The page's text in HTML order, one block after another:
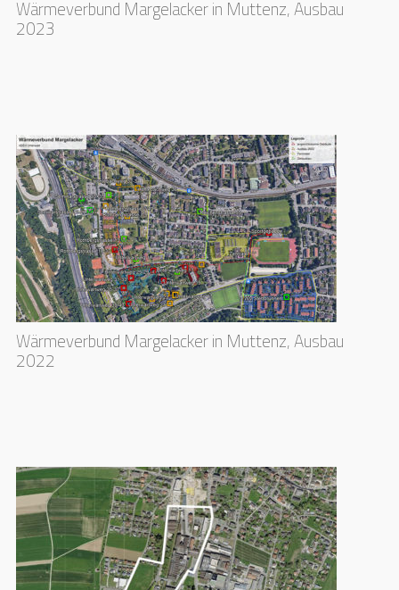
Wärmeverbund Margelacker in Muttenz, Ausbau
2023
Wärmeverbund Margelacker in Muttenz, Ausbau
2022